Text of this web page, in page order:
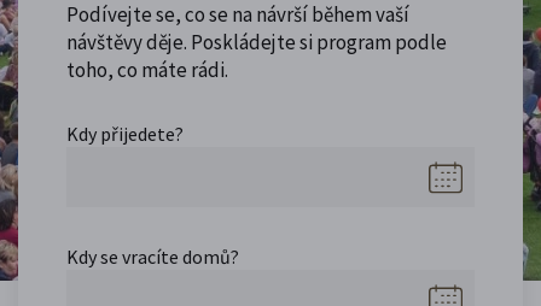
Podívejte se, co se na návrší během vaší
návštěvy děje. Poskládejte si program podle
toho, co máte rádi.
Kdy přijedete?
Kdy se vracíte domů?